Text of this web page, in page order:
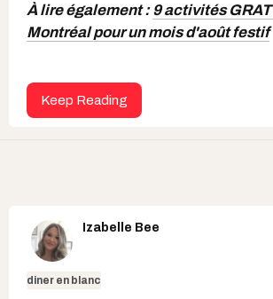
À lire également :9 activités
Montréal pour un mois d'août festif
Keep Reading
Izabelle Bee
diner en blanc